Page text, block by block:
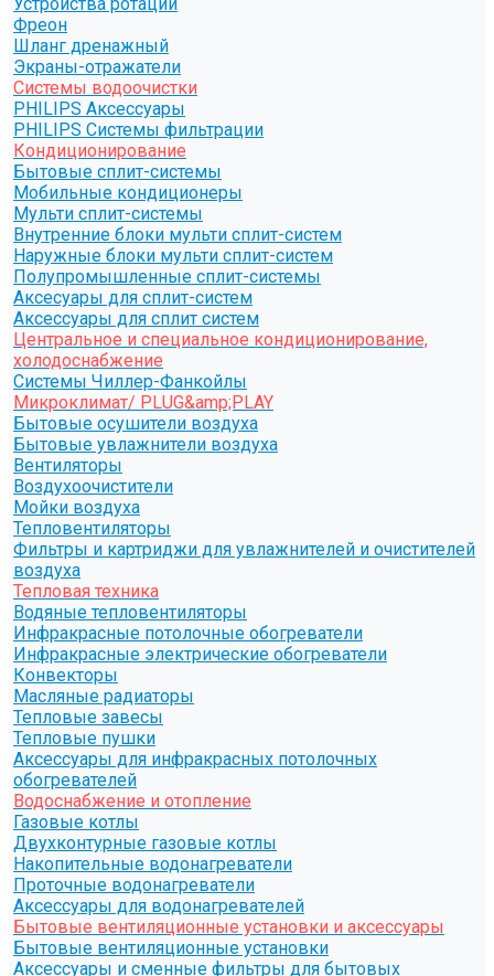
Фреон
Шланг дренажный
Экраны-отражатели
Системы водоочистки
PHILIPS Аксессуары
PHILIPS Системы фильтрации
Кондиционирование
Бытовые сплит-системы
Мобильные кондиционеры
Мульти сплит-системы
Внутренние блоки мульти сплит-систем
Наружные блоки мульти сплит-систем
Полупромышленные сплит-системы
Аксесуары для сплит-систем
Аксессуары для сплит систем
Центральное и специальное кондиционирование,
холодоснабжение
Системы Чиллер-Фанкойлы
Микроклимат/ PLUG&amp;PLAY
Бытовые осушители воздуха
Бытовые увлажнители воздуха
Вентиляторы
Воздухоочистители
Мойки воздуха
Тепловентиляторы
Фильтры и картриджи для увлажнителей и очистителей
воздуха
Тепловая техника
Водяные тепловентиляторы
Инфракрасные потолочные обогреватели
Инфракрасные электрические обогреватели
Конвекторы
Масляные радиаторы
Тепловые завесы
Тепловые пушки
Аксессуары для инфракрасных потолочных
обогревателей
Водоснабжение и отопление
Газовые котлы
Двухконтурные газовые котлы
Накопительные водонагреватели
Проточные водонагреватели
Аксессуары для водонагревателей
Бытовые вентиляционные установки и аксессуары
Бытовые вентиляционные установки
Аксессуары и сменные фильтры для бытовых